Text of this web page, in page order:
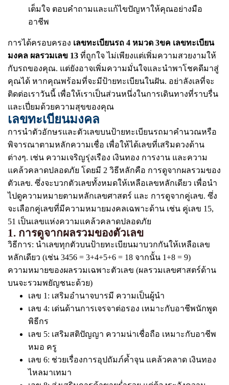
เต็มใจ ตอบคำถามและแก้ไขปัญหาให้คุณอย่างมือ
อาชีพ
การได้ครอบครอง เลขทะเบียนรถ 4 หมวด 3ขค เลขทะเบียน
มงคล ผลรวมเลข 13 ที่ถูกใจ ไม่เพียงแต่เพิ่มความสวยงามให้
กับรถของคุณ. แต่ยังอาจเพิ่มความมั่นใจและนำพาโชคดีมาสู่
คุณได้ หากคุณพร้อมที่จะมีป้ายทะเบียนในฝัน. อย่าลังเลที่จะ
ติดต่อเราวันนี้ เพื่อให้เราเป็นส่วนหนึ่งในการเดินทางที่ราบรื่น
และเปี่ยมด้วยความสุขของคุณ
เลขทะเบียนมงคล
การนำตัวอักษรและตัวเลขบนป้ายทะเบียนรถมาคำนวณหรือ
พิจารณาตามหลักความเชื่อ เพื่อให้ได้เลขที่เสริมดวงด้าน
ต่างๆ. เช่น ความเจริญรุ่งเรือง เงินทอง การงาน และความ
แคล้วคลาดปลอดภัย โดยมี 2 วิธีหลักคือ การดูจากผลรวมของ
ตัวเลข. ซึ่งจะบวกตัวเลขทั้งหมดให้เหลือเลขหลักเดียว เพื่อนำ
ไปดูความหมายตามหลักเลขศาสตร์ และ การดูจากคู่เลข. ซึ่ง
จะเลือกคู่เลขที่มีความหมายมงคลเฉพาะด้าน เช่น คู่เลข 15,
51 เป็นเลขแห่งความแคล้วคลาดปลอดภัย
1. การดูจากผลรวมของตัวเลข
วิธีการ: นำเลขทุกตัวบนป้ายทะเบียนมาบวกกันให้เหลือเลข
หลักเดียว (เช่น 3456 = 3+4+5+6 = 18 จากนั้น 1+8 = 9)
ความหมายของผลรวมเฉพาะตัวเลข (ผลรวมเลขศาสตร์ด้าน
บนจะรวมพยัญชนะด้วย)
เลข 1: เสริมอำนาจบารมี ความเป็นผู้นำ
เลข 4: เด่นด้านการเจรจาต่อรอง เหมาะกับอาชีพนักพูด
พิธีกร
เลข 5: เสริมสติปัญญา ความน่าเชื่อถือ เหมาะกับอาชีพ
หมอ ครู
เลข 6: ช่วยเรื่องการอุปถัมภ์ค้ำจุน แคล้วคลาด เงินทอง
ไหลมาเทมา